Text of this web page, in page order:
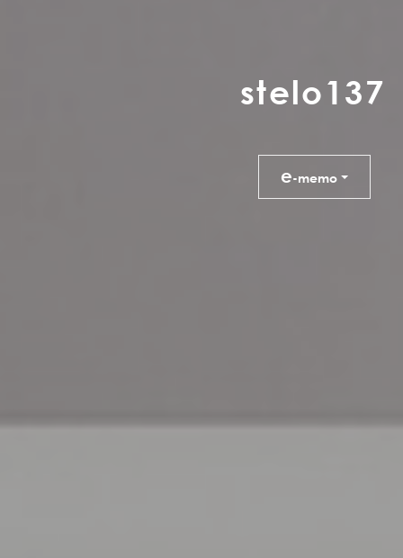
stelo1 37
e-memo